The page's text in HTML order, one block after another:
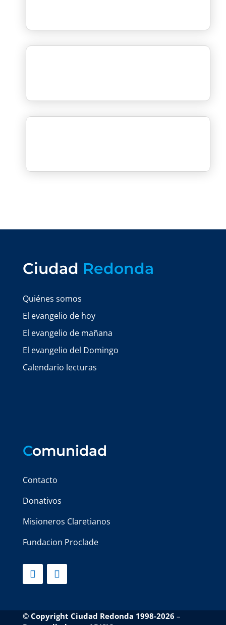
Ciudad Redonda
Quiénes somos
El evangelio de hoy
El evangelio de mañana
El evangelio del Domingo
Calendario lecturas
Comunidad
Contacto
Donativos
Misioneros Claretianos
Fundacion Proclade
© Copyright Ciudad Redonda 1998-2026 –